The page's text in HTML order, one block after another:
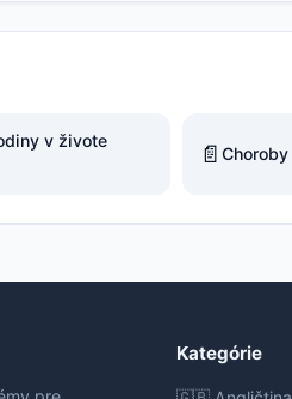
v živote
📄
Kategórie